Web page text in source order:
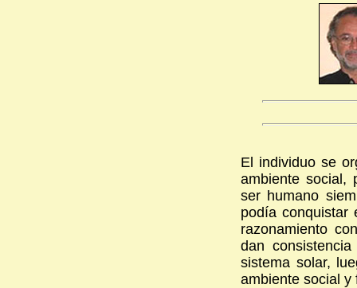
El individuo se
ambiente social,
ser humano
podía conquistar
razonamiento
dan
sistema solar,
ambiente social y